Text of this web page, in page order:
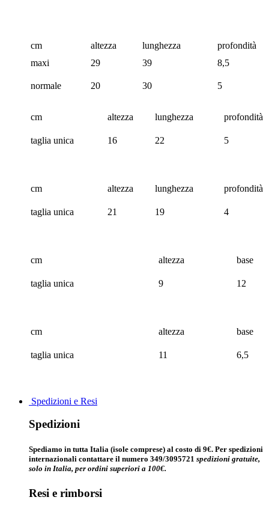
cm altezza lunghezza
profondità
maxi
29 39 8,5
normale 20 30 5
cm altezza lunghezza profondità
taglia unica 16 22 5
cm altezza lunghezza profondità
taglia unica 21 19 4
cm altezza base
taglia unica 9 12
cm altezza base
taglia unica 11 6,5
Spedizioni e Resi
Spedizioni
Spediamo in tutta Italia (isole comprese) al costo di 9€. Per spedizioni
internazionali contattare il numero 349/3095721 spedizioni gratuite,
solo in Italia, per ordini superiori a 100€.
Resi e rimborsi